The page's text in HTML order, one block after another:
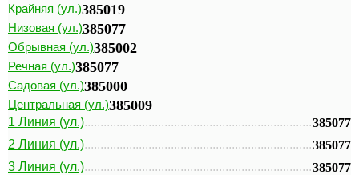
Крайняя (ул.)385019
Низовая (ул.)385077
Обрывная (ул.)385002
Речная (ул.)385077
Садовая (ул.)385000
Центральная (ул.)385009
1 Линия (ул.)
385077
2 Линия (ул.)
385077
3 Линия (ул.)
385077